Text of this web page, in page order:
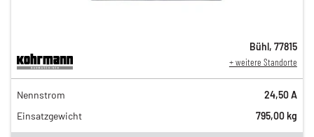
82,00 €
68,00 €
58,00 €
Bühl, 77815
+ weitere Standorte
Nennstrom
24,50 A
Einsatzgewicht
795,00 kg